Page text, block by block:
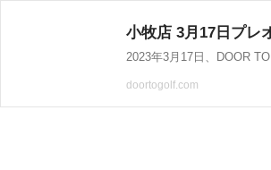
小牧店 3月17日プレ
2023年3月17日、DOOR
doortogolf.com